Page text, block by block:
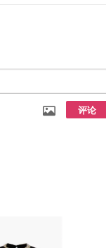
评论